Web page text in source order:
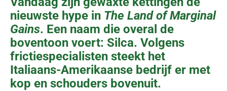
nieuwste hype in The Land of Marginal
Gains. Een naam die overal de
boventoon voert: Silca. Volgens
frictiespecialisten steekt het
Italiaans-Amerikaanse bedrijf er met
kop en schouders bovenuit.